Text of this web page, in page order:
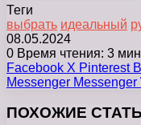
Теги
выбрать идеальный
08.05.2024
0 Время чтения: 3
Facebook X Pinterest
Messenger Messenger
ПОХОЖИЕ